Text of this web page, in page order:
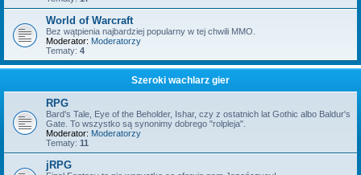
World of Warcraft
Bez wątpienia najbardziej popularny w tej chwili MMO.
Moderator: Moderatorzy
Tematy: 4
Szeroki wachlarz gier
RPG
Bard's Tale, Eye of the Beholder, Ishar, czy z ostatnich lat Gothic albo Baldur's
Gate. To wszystko są synonimy dobrego "rolpleja".
Moderator: Moderatorzy
Tematy: 11
jRPG